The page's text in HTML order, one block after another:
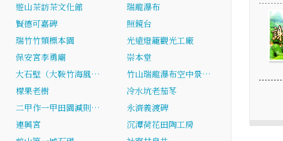
遊山茶訪茶文化館
瑞龍瀑布
賢德可嘉碑
照鏡台
瑞竹竹類標本園
光遠燈籠觀光工廠
保安宮李勇廟
崇本堂
大石壁（大鞍竹海風…
竹山瑞龍瀑布空中景…
檬果老樹
冷水坑老茄苳
二甲作一甲田園減則…
永濟義渡碑
連興宮
沉潭荷花田陶工房